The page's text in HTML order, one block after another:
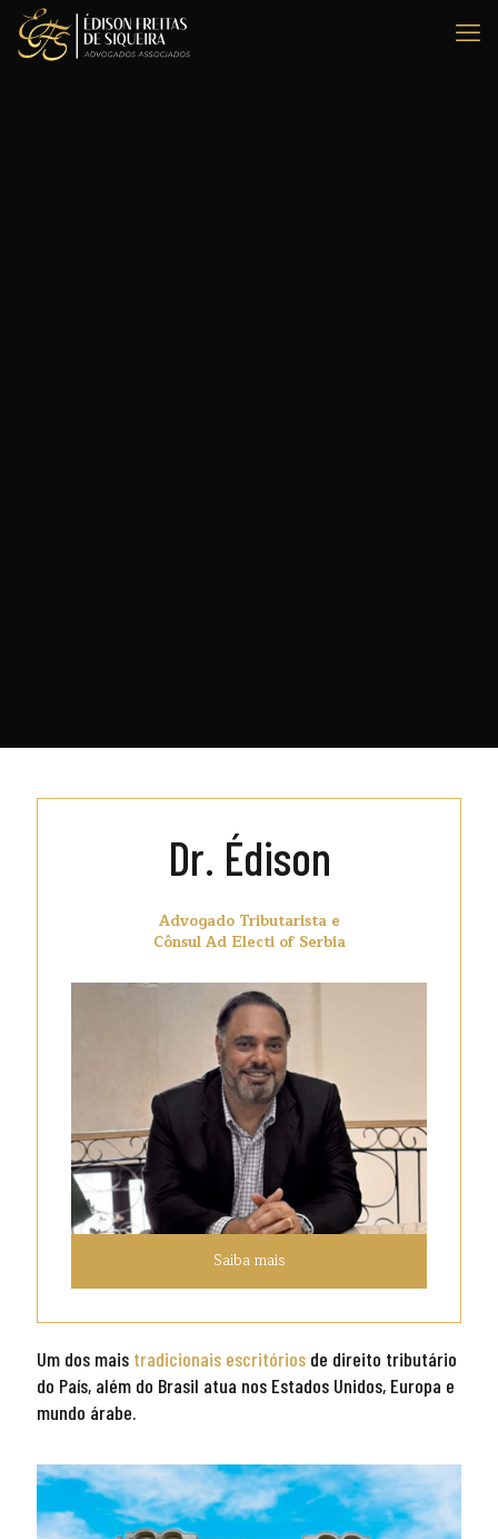
Dr. Édison
Advogado Tributarista e
Cônsul Ad Electi of Serbia
Saiba mais
Um dos mais tradicionais escritórios de direito tributário
do País, além do Brasil atua nos Estados Unidos, Europa e
mundo árabe.